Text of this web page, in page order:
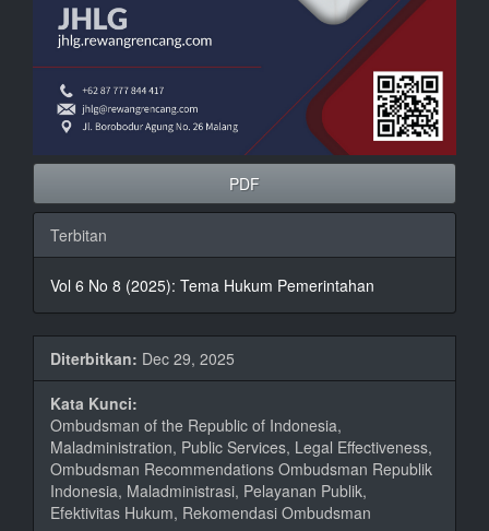
PDF
Terbitan
Vol 6 No 8 (2025): Tema Hukum Pemerintahan
Diterbitkan: Dec 29, 2025
Kata Kunci:
Ombudsman of the Republic of Indonesia,
Maladministration, Public Services, Legal Effectiveness,
Ombudsman Recommendations Ombudsman Republik
Indonesia, Maladministrasi, Pelayanan Publik,
Efektivitas Hukum, Rekomendasi Ombudsman